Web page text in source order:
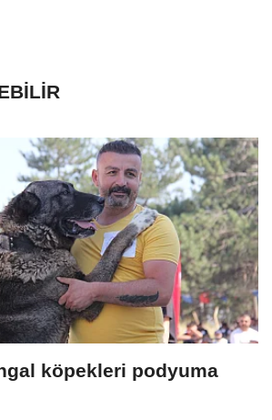
köpekleri podyuma